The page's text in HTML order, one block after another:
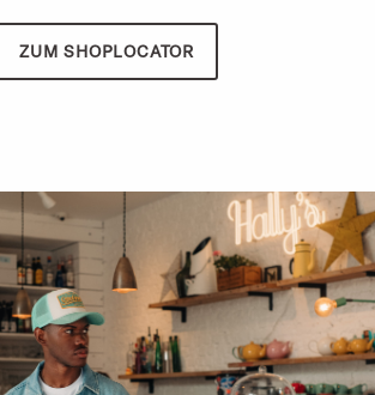
ZUM SHOPLOCATOR